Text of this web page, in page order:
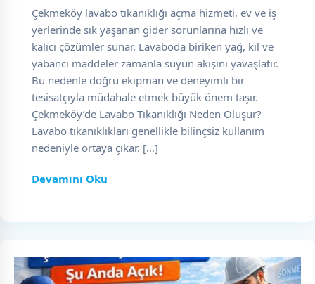
Çekmeköy lavabo tıkanıklığı açma hizmeti, ev ve iş
yerlerinde sık yaşanan gider sorunlarına hızlı ve
kalıcı çözümler sunar. Lavaboda biriken yağ, kıl ve
yabancı maddeler zamanla suyun akışını yavaşlatır.
Bu nedenle doğru ekipman ve deneyimli bir
tesisatçıyla müdahale etmek büyük önem taşır.
Çekmeköy’de Lavabo Tıkanıklığı Neden Oluşur?
Lavabo tıkanıklıkları genellikle bilinçsiz kullanım
nedeniyle ortaya çıkar. […]
Devamını Oku